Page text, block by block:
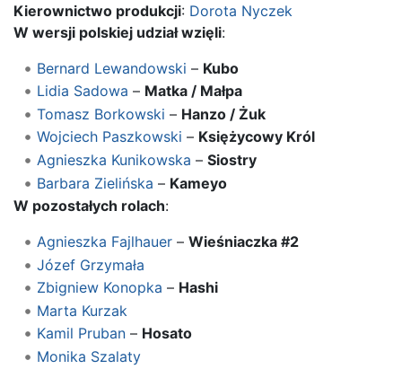
Kierownictwo produkcji: Dorota Nyczek
W wersji polskiej udział wzięli:
Bernard Lewandowski – Kubo
Lidia Sadowa – Matka / Małpa
Tomasz Borkowski – Hanzo / Żuk
Wojciech Paszkowski – Księżycowy Król
Agnieszka Kunikowska – Siostry
Barbara Zielińska – Kameyo
W pozostałych rolach:
Agnieszka Fajlhauer– Wieśniaczka #2
Józef Grzymała
Zbigniew Konopka – Hashi
Marta Kurzak
Kamil Pruban– Hosato
Monika Szalaty